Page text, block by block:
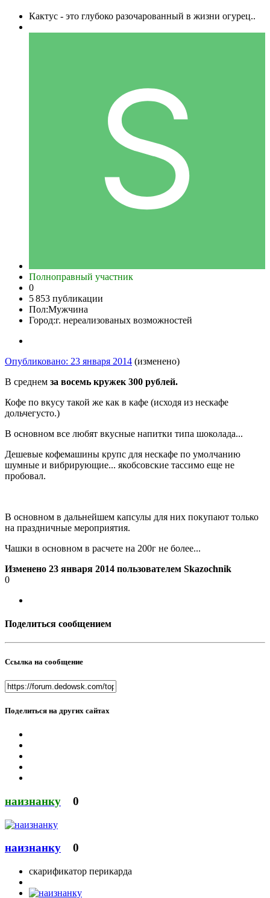
Кактус - это глубоко разочарованный в жизни огурец..
Полноправный участник
0
5 853 публикации
Пол:Мужчина
Город:г. нереализованых возможностей
Опубликовано: 23 января 2014 (изменено)
В среднем за восемь кружек 300 рублей.
Кофе по вкусу такой же как в кафе (исходя из нескафе
дольчегусто.)
В основном все любят вкусные напитки типа шоколада...
Дешевые кофемашины крупс для нескафе по умолчанию
шумные и вибрирующие... якобсовские тассимо еще не
пробовал.
В основном в дальнейшем капсулы для них покупают только
на праздничные мероприятия.
Чашки в основном в расчете на 200г не более...
Изменено 23 января 2014 пользователем Skazochnik
0
Поделиться сообщением
Ссылка на сообщение
Поделиться на других сайтах
наизнанку 0
наизнанку 0
скарификатор перикарда